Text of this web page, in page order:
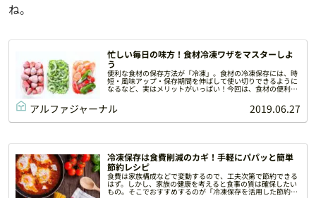
ね。
忙しい毎日の味方！食材冷凍ワザをマスターしよ
う
便利な食材の保存方法が「冷凍」。食材の冷凍保存には、時
短・風味アップ・保存期間を伸ばして使い切りできるように
なるなど、実はメリットがいっぱい！今回は、食材の便利な
冷凍ワザをご紹介します。時短やラクで美味しいメニュー作
りにも、冷凍保存を活かしてみましょう。
アルファジャーナル 2019.06.27
冷凍保存は食費削減のカギ！手軽にパパッと簡単
節約レシピ
食費は家族構成などで変動するので、工夫次第で節約できる
はず。しかし、家族の健康を考えると食事の質は確保したい
もの。そこでおすすめするのが「冷凍保存を活用した節約レ